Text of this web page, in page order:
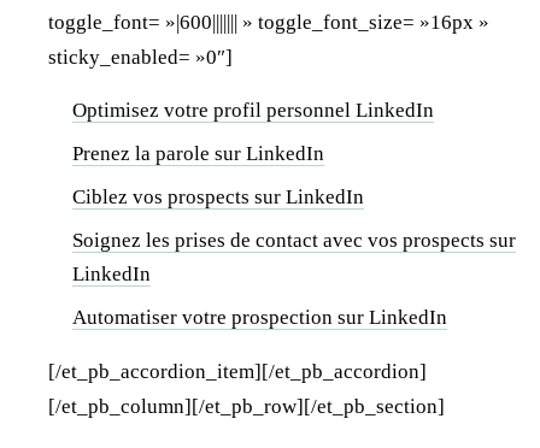
toggle_font= »|600||||||| » toggle_font_size= »16px »
sticky_enabled= »0″]
Optimisez votre profil personnel LinkedIn
Prenez la parole sur LinkedIn
Ciblez vos prospects sur LinkedIn
Soignez les prises de contact avec vos prospects sur
LinkedIn
Automatiser votre prospection sur LinkedIn
[/et_pb_accordion_item][/et_pb_accordion]
[/et_pb_column][/et_pb_row][/et_pb_section]